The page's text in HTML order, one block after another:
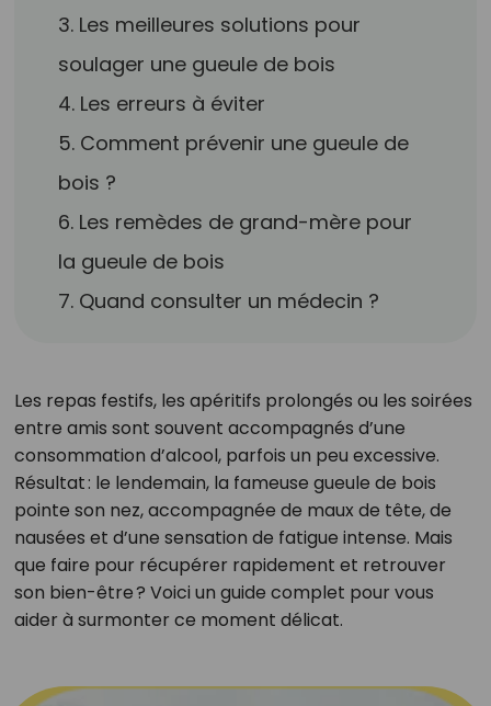
3. Les meilleures solutions pour
soulager une gueule de bois
4. Les erreurs à éviter
5. Comment prévenir une gueule de
bois ?
6. Les remèdes de grand-mère pour
la gueule de bois
7. Quand consulter un médecin ?
Les repas festifs, les apéritifs prolongés ou les soirées
entre amis sont souvent accompagnés d’une
consommation d’alcool, parfois un peu excessive.
Résultat : le lendemain, la fameuse gueule de bois
pointe son nez, accompagnée de maux de tête, de
nausées et d’une sensation de fatigue intense. Mais
que faire pour récupérer rapidement et retrouver
son bien-être ? Voici un guide complet pour vous
aider à surmonter ce moment délicat.